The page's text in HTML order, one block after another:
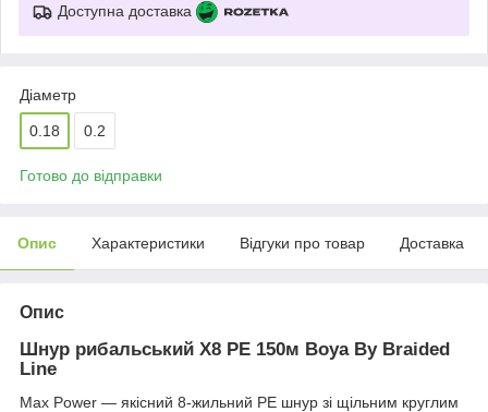
Доступна доставка
Діаметр
0.18 0.2
Готово до відправки
Опис Характеристики Відгуки про товар Доставка
Опис
Шнур рибальський X8 PE 150м Boya By Braided
Line
Max Power — якісний 8-жильний РЕ шнур зі щільним круглим